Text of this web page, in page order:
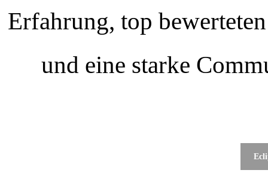
Erfahrung, top
und eine starke